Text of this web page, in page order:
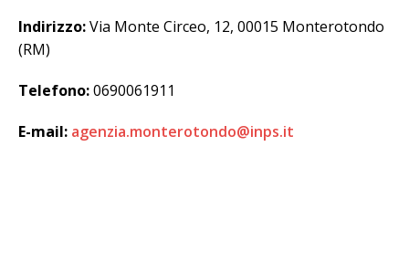
Indirizzo:Via Monte Circeo, 12, 00015 Monterotondo
(RM)
Telefono:0690061911
E-mail: agenzia.monterotondo@inps.it